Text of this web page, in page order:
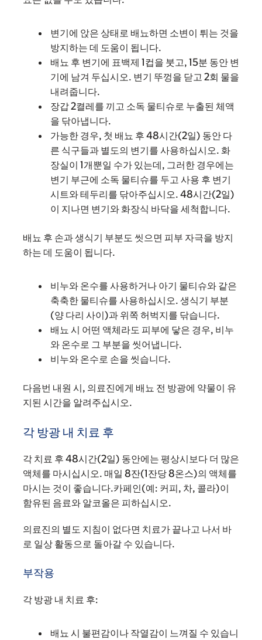
변기에 앉은 상태로 배뇨하면 소변이 튀는 것을
방지하는 데 도움이 됩니다.
배뇨 후 변기에 표백제 1컵을 붓고, 15분 동안 변
기에 남겨 두십시오. 변기 뚜껑을 닫고 2회 물을
내려줍니다.
장갑 2켤레를 끼고 소독 물티슈로 누출된 체액
을 닦아냅니다.
가능한 경우, 첫 배뇨 후 48시간(2일) 동안 다
른 식구들과 별도의 변기를 사용하십시오. 화
장실이 1개뿐일 수가 있는데, 그러한 경우에는
변기 부근에 소독 물티슈를 두고 사용 후 변기
시트와 테두리를 닦아주십시오. 48시간(2일)
이 지나면 변기와 화장식 바닥을 세척합니다.
배뇨 후 손과 생식기 부분도 씻으면 피부 자극을 방지
하는 데 도움이 됩니다.
비누와 온수를 사용하거나 아기 물티슈와 같은
축축한 물티슈를 사용하십시오. 생식기 부분
(양 다리 사이)과 위쪽 허벅지를 닦습니다.
배뇨 시 어떤 액체라도 피부에 닿은 경우, 비누
와 온수로 그 부분을 씻어냅니다.
비누와 온수로 손을 씻습니다.
다음번 내원 시, 의료진에게 배뇨 전 방광에 약물이 유
지된 시간을 알려주십시오.
각 방광 내 치료 후
각 치료 후 48시간(2일) 동안에는 평상시보다 더 많은
액체를 마시십시오. 매일 8잔(1잔당 8온스)의 액체를
마시는 것이 좋습니다.카페인(예: 커피, 차, 콜라)이
함유된 음료와 알코올은 피하십시오.
의료진의 별도 지침이 없다면 치료가 끝나고 나서 바
로 일상 활동으로 돌아갈 수 있습니다.
부작용
각 방광 내 치료 후:
배뇨 시 불편감이나 작열감이 느껴질 수 있습니